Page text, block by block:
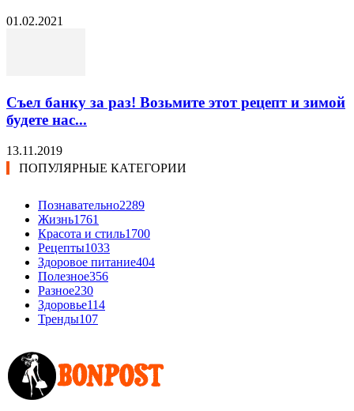
01.02.2021
Съел банку за раз! Возьмите этот рецепт и зимой
будете нас...
13.11.2019
ПОПУЛЯРНЫЕ КАТЕГОРИИ
Познавательно2289
Жизнь1761
Красота и стиль1700
Рецепты1033
Здоровое питание404
Полезное356
Разное230
Здоровье114
Тренды107